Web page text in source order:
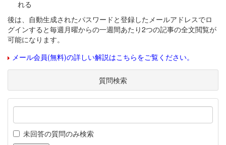
れる
後は、自動生成されたパスワードと登録したメールアドレスでロ
グインすると毎週月曜からの一週間あたり2つの記事の全文閲覧が
可能になります。
メール会員(無料)の詳しい解説はこちらをご覧ください。
質問検索
未回答の質問のみ検索